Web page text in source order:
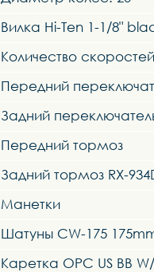
Вилка Hi-Ten 1-1/8"
Количество
Передний
Задний
Передний тормоз
Задний тормоз RX-
Манетки
Шатуны CW-175
Каретка OPC US BB